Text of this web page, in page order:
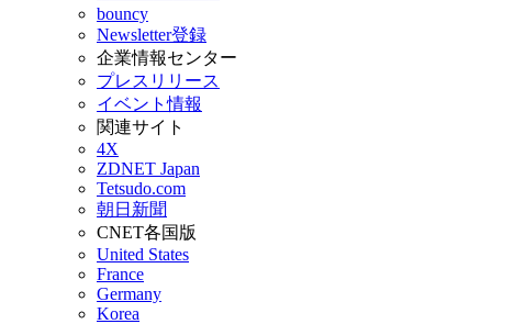
bouncy
Newsletter登録
企業情報センター
プレスリリース
イベント情報
関連サイト
4X
ZDNET Japan
Tetsudo.com
朝日新聞
CNET各国版
United States
France
Germany
Korea